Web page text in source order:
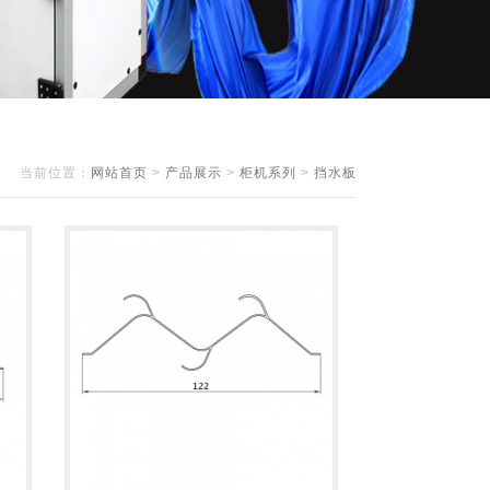
当前位置： 网站首页 > 产品展示 > 柜机系列 > 挡水板